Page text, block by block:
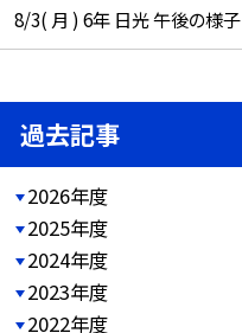
8/3( 月 ) 6年 日光 午後の様子
過去記事
2026年度
2025年度
2024年度
2023年度
2022年度